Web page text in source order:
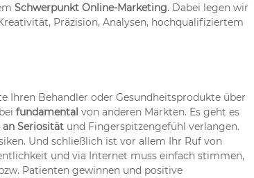
Schwerpunkt Online-Marketing. Dabei legen wir
Präzision, Analysen, hochqualifiziertem
Ihren Behandler oder Gesundheitsprodukte über
fundamental von anderen Märkten. Es geht es
an Seriosität und Fingerspitzengefühl verlangen.
Und schließlich ist vor allem Ihr Ruf von
und via Internet muss einfach stimmen,
Patienten gewinnen und positive